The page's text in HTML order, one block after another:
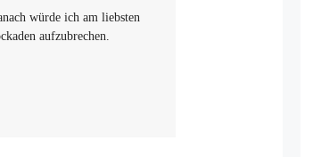
würde ich am liebsten
aufzubrechen.